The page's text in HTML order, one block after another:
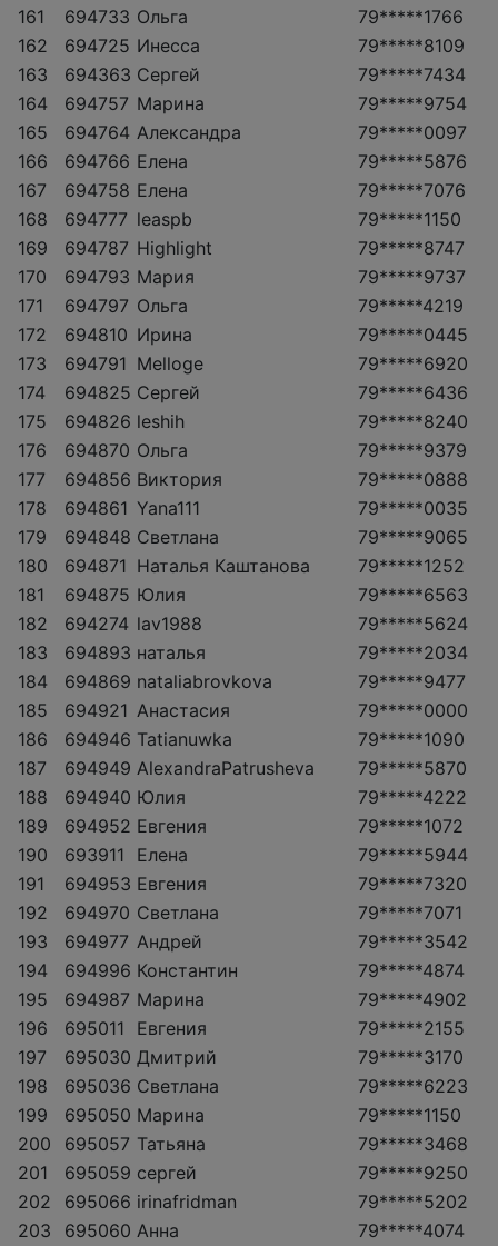
161
694733 Ольга
79*****1766
162
694725 Инесса
79*****8109
163
694363 Сергей
79*****7434
164
694757 Марина
79*****9754
165
694764 Александра
79*****0097
166
694766 Елена
79*****5876
167
694758 Елена
79*****7076
168
694777 leaspb
79*****1150
169
694787 Highlight
79*****8747
170
694793 Мария
79*****9737
171
694797 Ольга
79*****4219
172
694810 Ирина
79*****0445
173
694791 Melloge
79*****6920
174
694825 Сергей
79*****6436
175
694826 leshih
79*****8240
176
694870 Ольга
79*****9379
177
694856 Виктория
79*****0888
178
694861 Yana111
79*****0035
179
694848 Светлана
79*****9065
180
694871 Наталья Каштанова
79*****1252
181
694875 Юлия
79*****6563
182
694274 lav1988
79*****5624
183
694893 наталья
79*****2034
184
694869 nataliabrovkova
79*****9477
185
694921 Анастасия
79*****0000
186
694946 Tatianuwka
79*****1090
187
694949 AlexandraPatrusheva
79*****5870
188
694940 Юлия
79*****4222
189
694952 Евгения
79*****1072
190
693911 Елена
79*****5944
191
694953 Евгения
79*****7320
192
694970 Светлана
79*****7071
193
694977 Андрей
79*****3542
194
694996 Константин
79*****4874
195
694987 Марина
79*****4902
196
695011 Евгения
79*****2155
197
695030 Дмитрий
79*****3170
198
695036 Светлана
79*****6223
199
695050 Марина
79*****1150
200
695057 Татьяна
79*****3468
201
695059 сергей
79*****9250
202
695066 irinafridman
79*****5202
203
695060 Анна
79*****4074